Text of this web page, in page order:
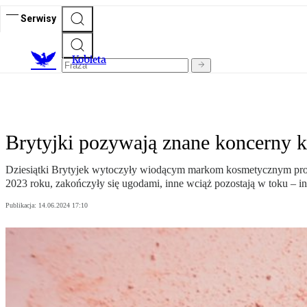
Serwisy
Kobieta
Brytyjki pozywają znane koncerny
Dziesiątki Brytyjek wytoczyły wiodącym markom kosmetycznym
2023 roku, zakończyły się ugodami, inne wciąż pozostają w toku –
Publikacja: 14.06.2024 17:10